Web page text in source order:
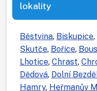
lokality
Běstvina, Biskupice,
Skutče, Bořice,
Lhotice, Chrast,
Dědová, Dolní
Hamry, Heřmanův